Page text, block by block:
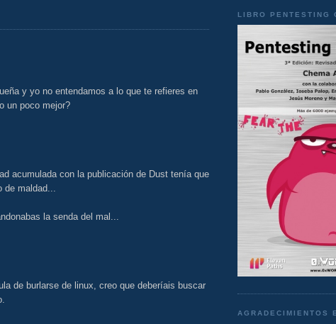
y yo no entendamos a lo que te refieres en
un poco mejor?
acumulada con la publicación de Dust tenía que
de maldad...
la senda del mal...
de burlarse de linux, creo que deberíais buscar
LIBRO PENTESTING
AGRADECIMIENTOS